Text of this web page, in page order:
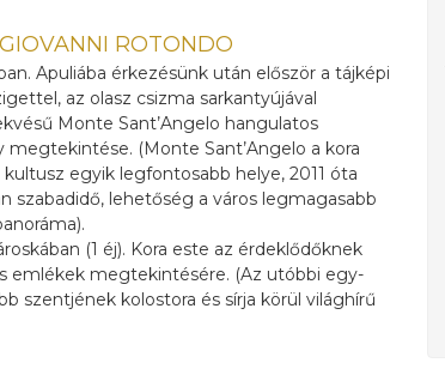
ROTONDO
Apuliába érkezésünk után először a tájképi
az olasz csizma sarkantyújával
Monte Sant’Angelo hangulatos
(Monte Sant’Angelo a kora
egyik legfontosabb helye, 2011 óta
szabadidő, lehetőség a város legmagasabb
(1 éj). Kora este az érdeklődőknek
emlékek megtekintésére. (Az utóbbi egy-
szentjének kolostora és sírja körül világhírű